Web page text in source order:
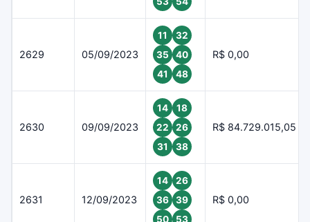
2629 05/09/2023
11
32
35
40
41
48
R$ 0,00
2630 09/09/2023
14
18
22
26
31
38
R$ 84.729.015,05
2631 12/09/2023
14
26
36
39
50
53
R$ 0,00